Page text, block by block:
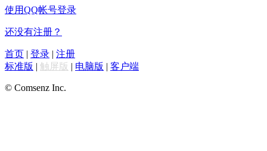
使用QQ帐号登录
还没有注册？
首页 | 登录 | 注册
标准版 | 触屏版 | 电脑版 | 客户端
© Comsenz Inc.